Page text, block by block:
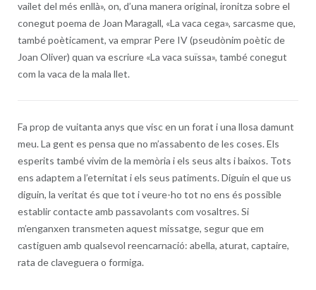
vailet del més enllà», on, d’una manera original, ironitza sobre el
conegut poema de Joan Maragall, «La vaca cega», sarcasme que,
també poèticament, va emprar Pere IV (pseudònim poètic de
Joan Oliver) quan va escriure «La vaca suïssa», també conegut
com la vaca de la mala llet.
Fa prop de vuitanta anys que visc en un forat i una llosa damunt
meu. La gent es pensa que no m’assabento de les coses. Els
esperits també vivim de la memòria i els seus alts i baixos. Tots
ens adaptem a l’eternitat i els seus patiments. Diguin el que us
diguin, la veritat és que tot i veure-ho tot no ens és possible
establir contacte amb passavolants com vosaltres. Si
m’enganxen transmeten aquest missatge, segur que em
castiguen amb qualsevol reencarnació: abella, aturat, captaire,
rata de claveguera o formiga.